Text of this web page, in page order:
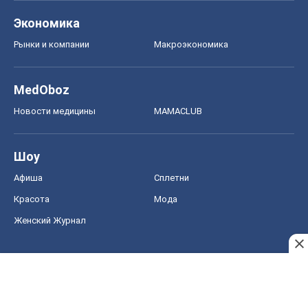
Экономика
Рынки и компании Mакроэкономика
MedOboz
Новости медицины MAMACLUB
Шоу
Афиша Сплетни
Красота Мода
Женский Журнал